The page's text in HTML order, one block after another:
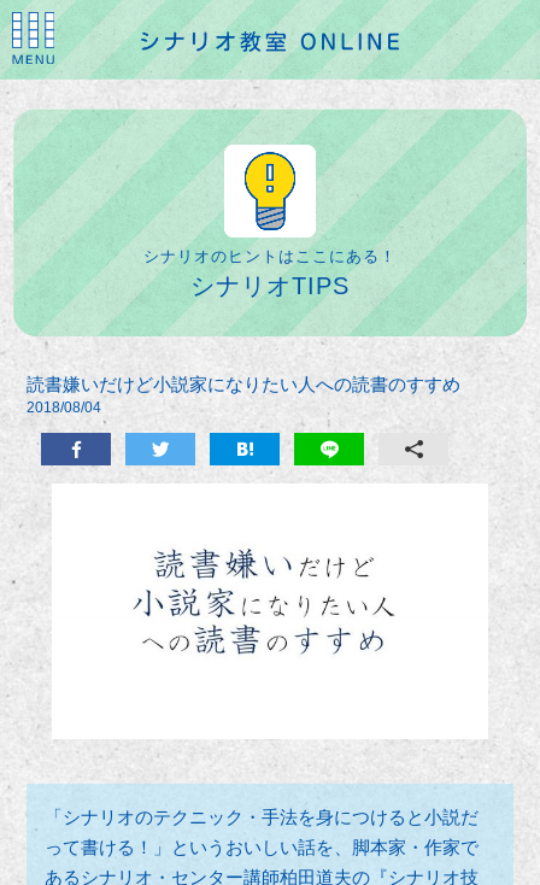
シナリオのヒントはここにある！
シナリオTIPS
読書嫌いだけど小説家になりたい人への読書のすすめ
2018/08/04
「シナリオのテクニック・手法を身につけると小説だ
って書ける！」というおいしい話を、脚本家・作家で
あるシナリオ・センター講師柏田道夫の『シナリオ技